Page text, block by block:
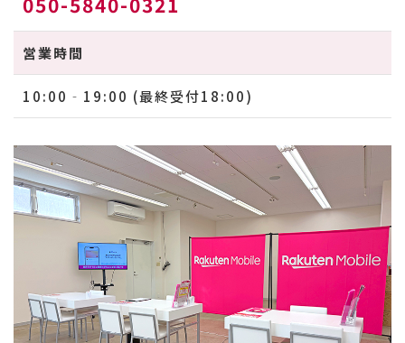
営業時間
10:00‐19:00 (最終受付18:00)